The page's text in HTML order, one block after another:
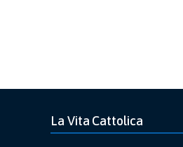
La Vita Cattolica